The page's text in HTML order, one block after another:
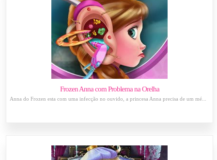
Frozen Anna com Problema na Orelha
Anna do Frozen esta com uma infecção no ouvido, a princesa Anna precisa de um mé...